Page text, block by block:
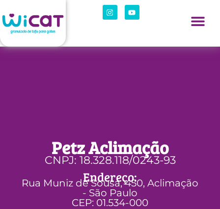
Petz Aclimação
CNPJ: 18.328.118/0243-93
Endereço:
Rua Muniz de Sousa, 450, Aclimação
- São Paulo
CEP: 01.534-000